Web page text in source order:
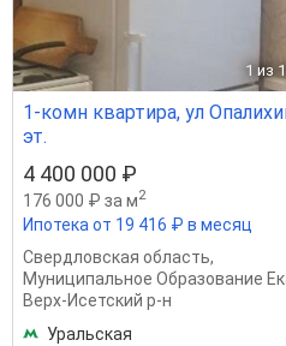
1 из
1-комн квартира, ул
эт.
4 400 000 ₽
176 000 ₽ за м2
Ипотека от 19 416 ₽ в месяц
Свердловская область,
Муниципальное Образование
Верх-Исетский р-н
Уральская